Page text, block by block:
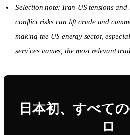
Selection note: Iran-US tensions
conflict risks can lift crude and
making the US energy sector,
services names, the most relevant
日本初、すべて
ロ